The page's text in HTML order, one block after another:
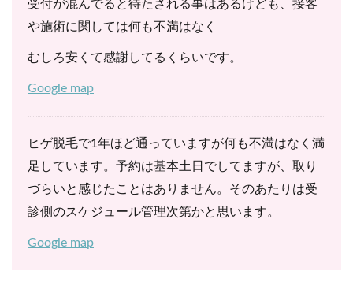
受付が混んでると待たされる事はあるけども、接客
や施術に関しては何も不満はなく
むしろ安くて感謝してるくらいです。
Google map
ヒゲ脱毛で1年ほど通っていますが何も不満はなく満
足しています。予約は基本土日でしてますが、取り
づらいと感じたことはありません。そのあたりは受
診側のスケジュール管理次第かと思います。
Google map